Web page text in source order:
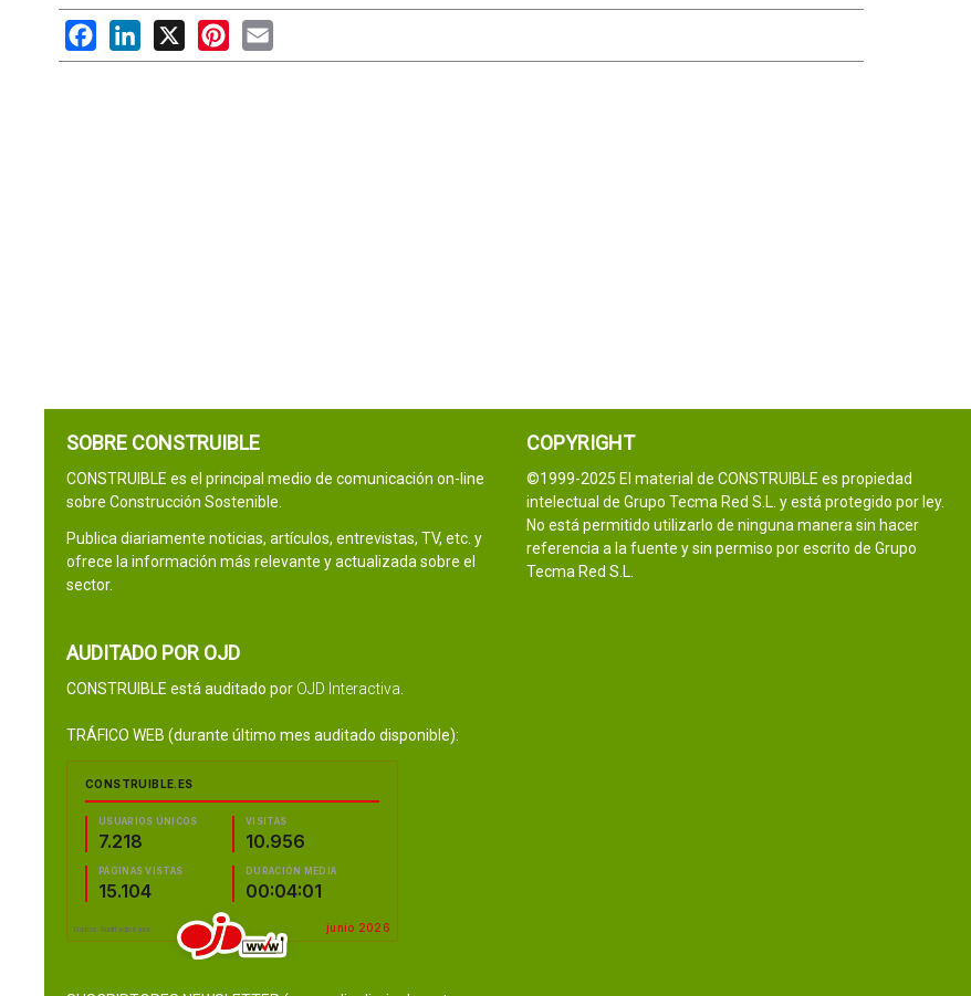
FacebookLinkedIn
X PinterestEmail
SOBRE CONSTRUIBLE
CONSTRUIBLE es el principal medio de comunicación on-line
sobre Construcción Sostenible.
Publica diariamente noticias, artículos, entrevistas, TV, etc. y
ofrece la información más relevante y actualizada sobre el
sector.
AUDITADO POR OJD
CONSTRUIBLE está auditado por OJD Interactiva
TRÁFICO WEB (durante último mes auditado disponible):
COPYRIGHT
©1999-2025 El material de CONSTRUIBLE es propiedad
intelectual de Grupo Tecma Red S.L. y está protegido por ley.
No está permitido utilizarlo de ninguna manera sin hacer
referencia a la fuente y sin permiso por escrito de Grupo
Tecma Red S.L.